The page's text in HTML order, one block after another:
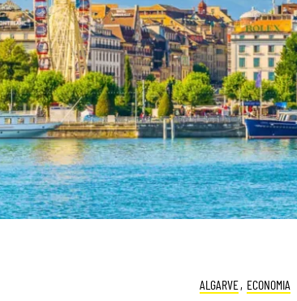
ALGARVE, ECONOMIA